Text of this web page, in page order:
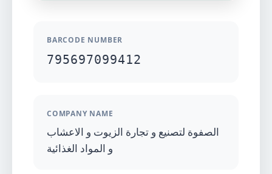
BARCODE NUMBER
795697099412
COMPANY NAME
الصفوة لتصنيع و تجارة الزيوت و الاعشاب
و المواد الغذائية